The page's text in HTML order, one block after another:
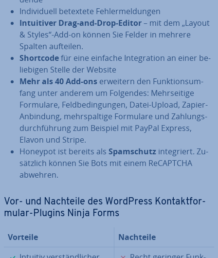
In­di­vi­du­ell betextete Feh­ler­mel­dun­gen
In­tui­ti­ver Drag-and-Drop-Editor– mit dem „Layout
& Styles“-Add-on können Sie Felder in mehrere
Spalten aufteilen.
Shortcodefür eine einfache In­te­gra­ti­on an einer be­
lie­bi­gen Stelle der Website
Mehr als 40 Add-ons erweitern den Funk­ti­ons­um­
fang unter anderem um Folgendes: Mehr­sei­ti­ge
Formulare, Feld­be­din­gun­gen, Datei-Upload, Zapier-
Anbindung, mehr­spal­ti­ge Formulare und Zah­lungs­
durch­füh­rung zum Beispiel mit PayPal Express,
Elavon und Stripe.
Honeypot ist bereits als Spam­schutz in­te­griert. Zu­
sätz­lich können Sie Bots mit einem ReCAPTCHA
abwehren.
Vor- und Nachteile des WordPress Kon­takt­for­
mu­lar-Plugins Ninja Forms
Vorteile
Nachteile